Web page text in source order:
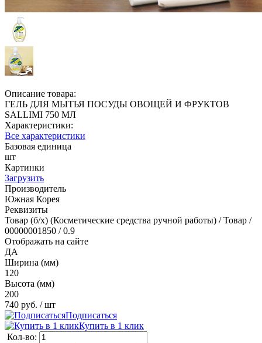
Описание товара:
ГЕЛЬ ДЛЯ МЫТЬЯ ПОСУДЫ ОВОЩЕЙ И ФРУКТОВ
SALLIMI 750 МЛ
Характеристики:
Все характеристики
Базовая единица
шт
Картинки
Загрузить
Производитель
Южная Корея
Реквизиты
Товар (б/х) (Косметические средства ручной работы) / Товар /
00000001850 / 0.9
Отображать на сайте
ДА
Ширина (мм)
120
Высота (мм)
200
740 руб. / шт
Подписаться
Купить в 1 клик
Кол-во: